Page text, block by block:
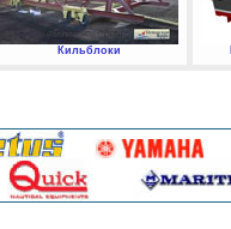
Кильблоки